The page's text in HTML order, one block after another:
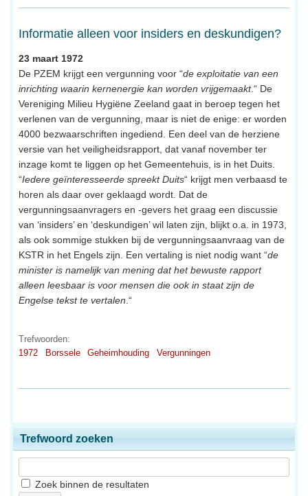
Informatie alleen voor insiders en deskundigen?
23 maart 1972
De PZEM krijgt een vergunning voor “de exploitatie van een
inrichting waarin kernenergie kan worden vrijgemaakt.“ De
Vereniging Milieu Hygiëne Zeeland gaat in beroep tegen het
verlenen van de vergunning, maar is niet de enige: er worden
4000 bezwaarschriften ingediend. Een deel van de herziene
versie van het veiligheidsrapport, dat vanaf november ter
inzage komt te liggen op het Gemeentehuis, is in het Duits.
“Iedere geïnteresseerde spreekt Duits“ krijgt men verbaasd te
horen als daar over geklaagd wordt. Dat de
vergunningsaanvragers en -gevers het graag een discussie
van ‘insiders’ en ‘deskundigen’ wil laten zijn, blijkt o.a. in 1973,
als ook sommige stukken bij de vergunningsaanvraag van de
KSTR in het Engels zijn. Een vertaling is niet nodig want “de
minister is namelijk van mening dat het bewuste rapport
alleen leesbaar is voor mensen die ook in staat zijn de
Engelse tekst te vertalen .“
Trefwoorden:
1972
Borssele Geheimhouding Vergunningen
Trefwoord zoeken
Zoek binnen de resultaten